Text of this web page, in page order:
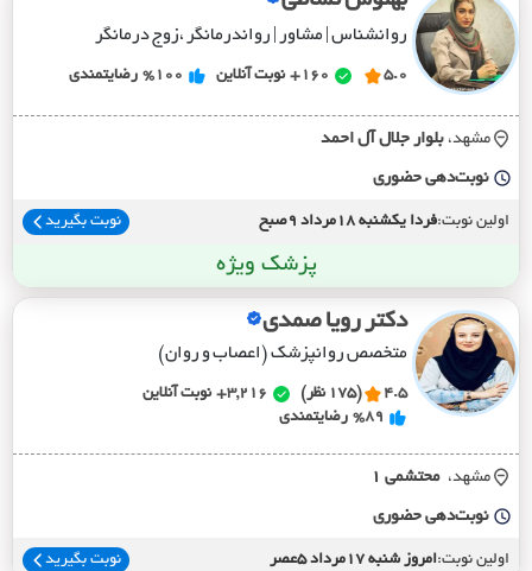
روانشناس | مشاور | رواندرمانگر ،زوج درمانگر
5.0
160+ نوبت آنلاین %100 رضایتمندی
مشهد، بلوار جلال آل احمد
نوبت‌دهی حضوری
اولین نوبت:فردا یکشنبه 18مرداد 9صبح نوبت بگیرید
پزشک ویژه
دکتر رویا صمدی
متخصص روانپزشک (اعصاب و روان)
4.5 (175 نظر) 3,216+
نوبت آنلاین
%89 رضایتمندی
مشهد، محتشمي 1
نوبت‌دهی حضوری
اولین نوبت:امروز شنبه 17مرداد 5عصر نوبت بگیرید